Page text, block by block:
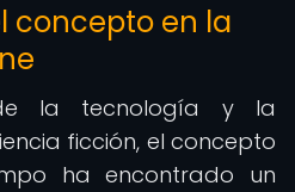
concepto en la
la tecnología y la
ficción, el concepto
ha encontrado un